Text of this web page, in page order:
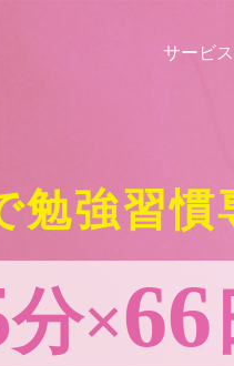
サービス
勉強習慣
分×66